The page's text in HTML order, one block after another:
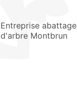
Entreprise abattage
d'arbre Montbrun